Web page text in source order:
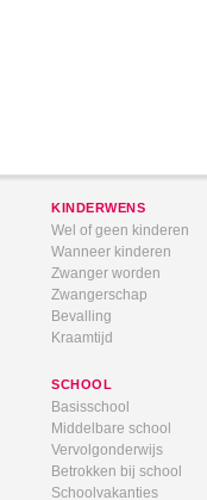
KINDERWENS
Wel of geen kinderen
Wanneer kinderen
Zwanger worden
Zwangerschap
Bevalling
Kraamtijd
SCHOOL
Basisschool
Middelbare school
Vervolgonderwijs
Betrokken bij school
Schoolvakanties